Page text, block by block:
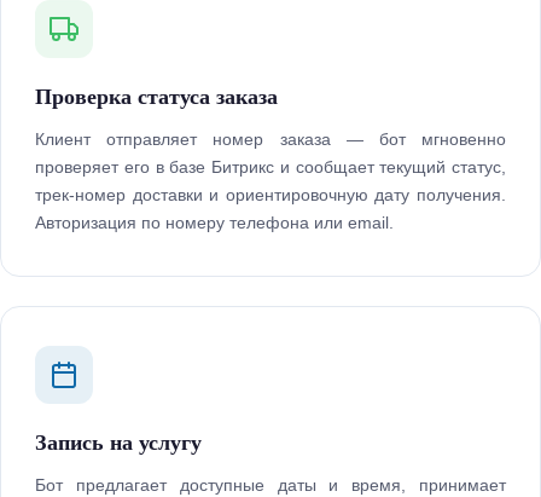
Проверка статуса заказа
Клиент отправляет номер заказа — бот мгновенно
проверяет его в базе Битрикс и сообщает текущий статус,
трек-номер доставки и ориентировочную дату получения.
Авторизация по номеру телефона или email.
Запись на услугу
Бот предлагает доступные даты и время, принимает